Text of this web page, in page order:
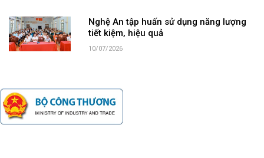
Nghệ An tập huấn sử dụng năng lượng
tiết kiệm, hiệu quả
10/07/2026